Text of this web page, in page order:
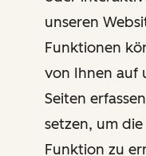
unseren
Funktionen
von Ihnen auf
Seiten
setzen, um
Funktion zu